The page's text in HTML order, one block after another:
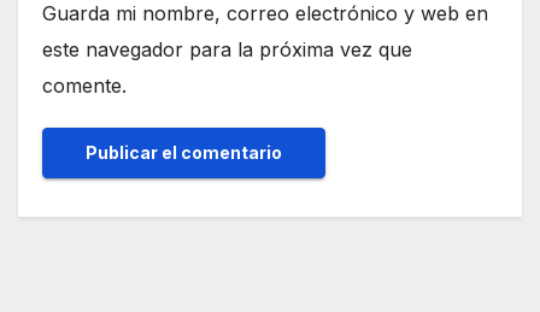
Guarda mi nombre, correo electrónico y web en
este navegador para la próxima vez que
comente.